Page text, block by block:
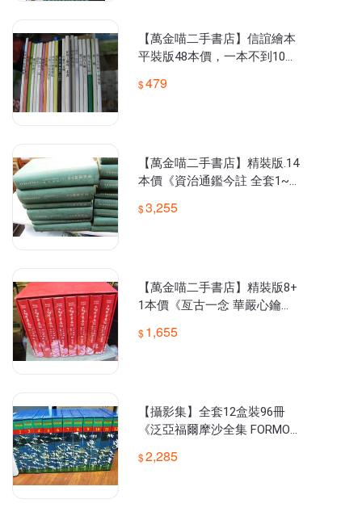
【萬金喵二手書店】信誼繪本
平裝版48本價，一本不到10元
HZAL
479
【萬金喵二手書店】精裝版.14
本價《資治通鑑今註 全套1~1
12HZA8
3,255
【萬金喵二手書店】精裝版8+
1本價《亙古一念 華嚴心鑰
音版 經典版。釋見輝》#51HX
1,655
【攝影集】全套12盒裝96冊
《泛亞福爾摩沙全集 FORMOS
文化#W04H
2,285